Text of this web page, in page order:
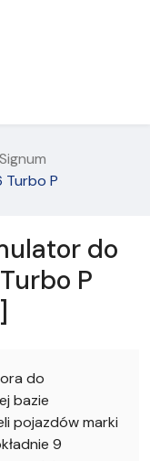
Turbo P
do
P
do
bazie
pojazdów marki
9